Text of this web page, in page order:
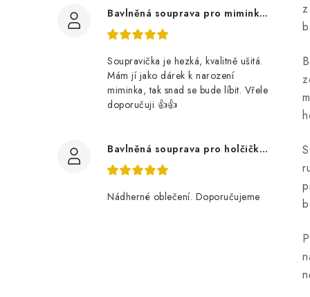
Bavlněná souprava pro miminko, zvířátka v lese
Soupravička je hezká, kvalitně ušitá.
Mám jí jako dárek k narození
miminka, tak snad se bude líbit. Vřele
doporučuji 👍👍
Bavlněná souprava pro holčičku, tmavé květy
Nádherné oblečení. Doporučujeme